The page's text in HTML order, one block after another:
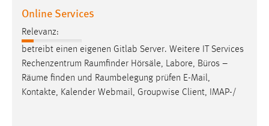
Online Services
Relevanz:
betreibt einen eigenen Gitlab Server. Weitere IT Services
Rechenzentrum Raumfinder Hörsäle, Labore, Büros –
Räume finden und Raumbelegung prüfen E-Mail,
Kontakte, Kalender Webmail, Groupwise Client, IMAP-/